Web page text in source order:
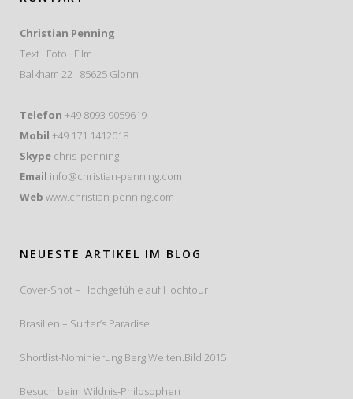
Christian Penning
Text · Foto · Film
Balkham 22 · 85625 Glonn
Telefon +49 8093 9059619
Mobil +49 171 1412018
Skype chris_penning
Email info@christian-penning.com
Web www.christian-penning.com
NEUESTE ARTIKEL IM BLOG
Cover-Shot – Hochgefühle auf Hochtour
Brasilien – Surfer’s Paradise
Shortlist-Nominierung Berg.Welten.Bild 2015
Besuch beim Wildnis-Philosophen